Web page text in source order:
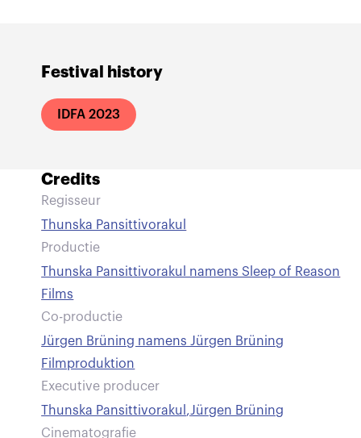
Festival history
IDFA 2023
Credits
Regisseur
Thunska Pansittivorakul
Productie
Thunska Pansittivorakul namens Sleep of Reason
Films
Co-productie
Jürgen Brüning namens Jürgen Brüning
Filmproduktion
Executive producer
Thunska Pansittivorakul ,Jürgen Brüning
Cinematografie